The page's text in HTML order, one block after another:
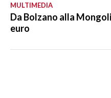
MULTIMEDIA
Da Bolzano alla
euro